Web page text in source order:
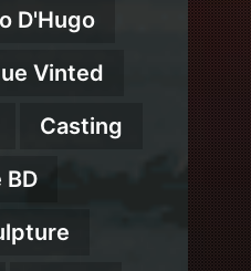
D'Hugo
Vinted
Casting
BD